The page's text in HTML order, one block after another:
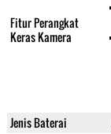
Fitur Perangkat
Keras Kamera
Jenis Baterai